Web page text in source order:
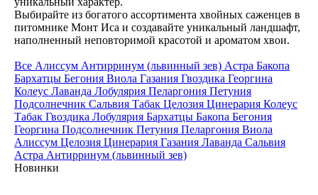
Выбирайте из богатого ассортимента хвойных саженцев в
питомнике Монт Иса и создавайте уникальный ландшафт,
наполненный неповторимой красотой и ароматом хвои.
Все Алиссум Антирринум (львинный зев) Астра Бакопа
Бархатцы Бегония Виола Газания Гвоздика Георгина
Колеус Лаванда Лобулярия Пеларгония Петуния
Подсолнечник Сальвия Табак Целозия Цинерария Колеус
Табак Гвоздика Лобулярия Бархатцы Бакопа Бегония
Георгина Подсолнечник Петуния Пеларгония Виола
Алиссум Целозия Цинерария Газания Лаванда Сальвия
Астра Антирринум (львинный зев)
Новинки